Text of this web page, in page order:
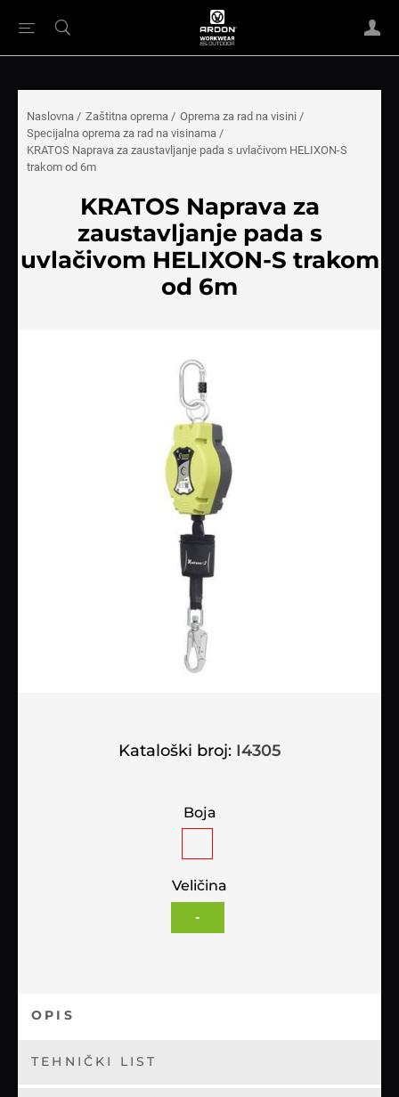
Naslovna / Zaštitna oprema / Oprema za rad na visini /
Specijalna oprema za rad na visinama /
KRATOS Naprava za zaustavljanje pada s uvlačivom HELIXON-S
trakom od 6m
KRATOS Naprava za
zaustavljanje pada s
uvlačivom HELIXON-S trakom
od 6m
Kataloški broj: I4305
Boja
Veličina
-
OPIS
TEHNIČKI LIST